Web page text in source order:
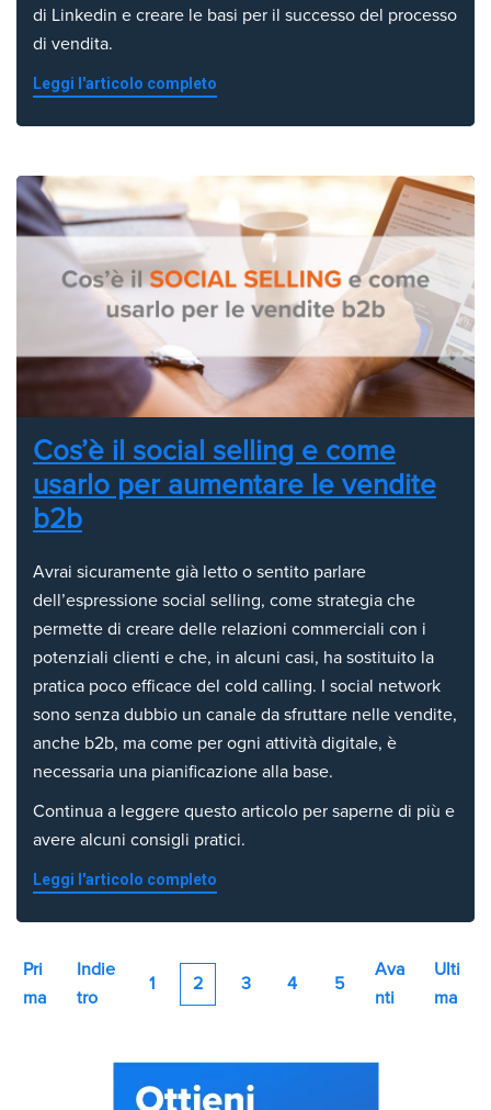
di Linkedin e creare le basi per il successo del processo
di vendita.
Leggi l'articolo completo
Cos’è il social selling e come
usarlo per aumentare le vendite
b2b
Avrai sicuramente già letto o sentito parlare
dell’espressione social selling, come strategia che
permette di creare delle relazioni commerciali con i
potenziali clienti e che, in alcuni casi, ha sostituito la
pratica poco efficace del cold calling. I social network
sono senza dubbio un canale da sfruttare nelle vendite,
anche b2b, ma come per ogni attività digitale, è
necessaria una pianificazione alla base.
Continua a leggere questo articolo per saperne di più e
avere alcuni consigli pratici.
Leggi l'articolo completo
Pri
ma
Indie
tro
1 2 3 4 5
Ava
nti
Ulti
ma